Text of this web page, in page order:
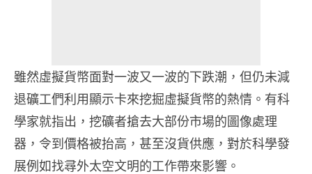
雖然虛擬貨幣面對一波又一波的下跌潮，但仍未減
退礦工們利用顯示卡來挖掘虛擬貨幣的熱情。有科
學家就指出，挖礦者搶去大部份市場的圖像處理
器，令到價格被抬高，甚至沒貨供應，對於科學發
展例如找尋外太空文明的工作帶來影響。